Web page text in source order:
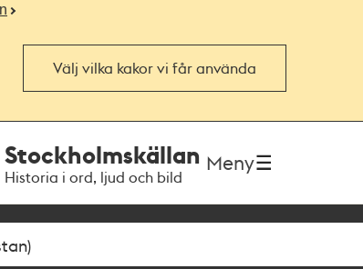
Välj vilka kakor vi får använda
Stockholmskällan
Historia i ord, ljud och bild
Meny